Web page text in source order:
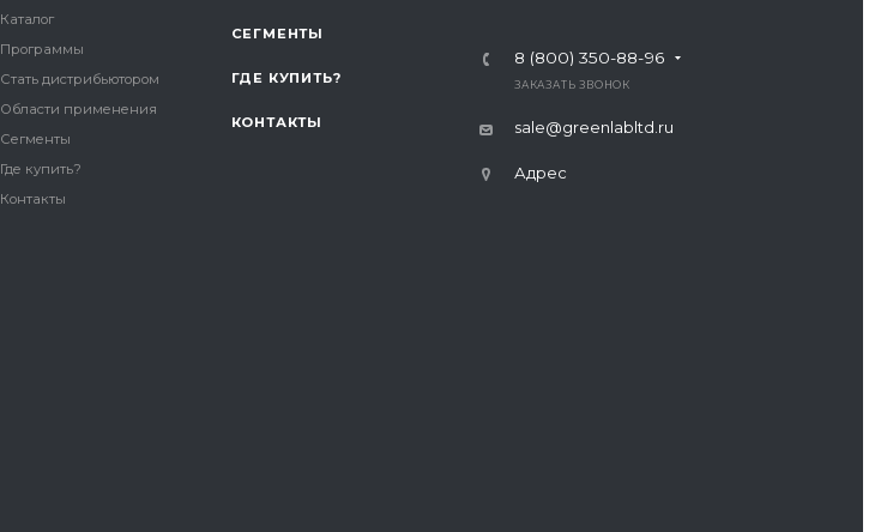
Каталог
Программы
Стать дистрибьютором
Области применения
Сегменты
Где купить?
Контакты
СЕГМЕНТЫ
ГДЕ КУПИТЬ?
КОНТАКТЫ
8 (800) 350-88-96
ЗАКАЗАТЬ ЗВОНОК
sale@greenlabltd.ru
Адрес